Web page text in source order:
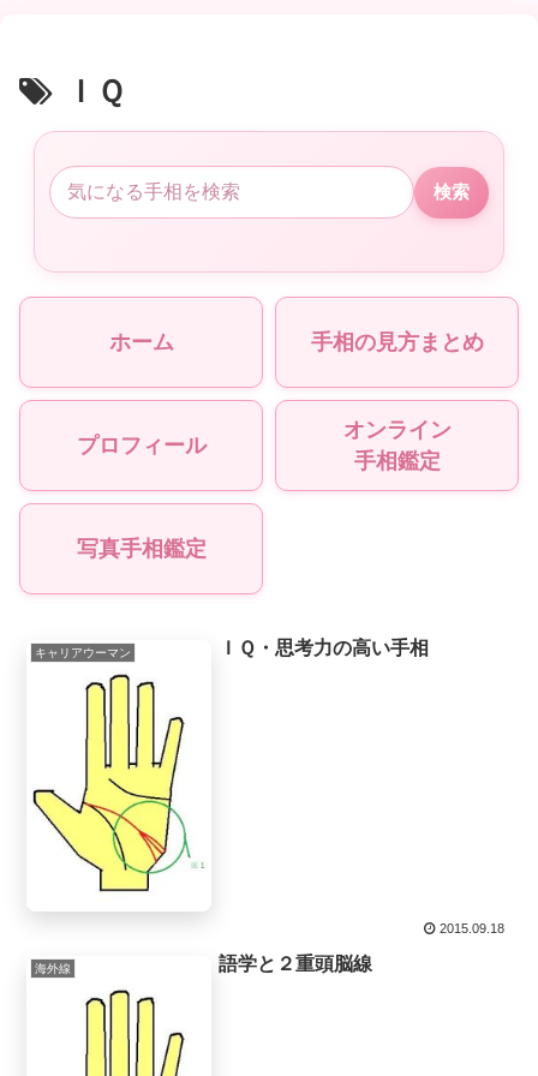
ＩＱ
検索
ホーム 手相の見方まとめ
プロフィール
オンライン
手相鑑定
写真手相鑑定
キャリアウーマン ＩＱ・思考力の高い手相
2015.09.18
海外線 語学と２重頭脳線